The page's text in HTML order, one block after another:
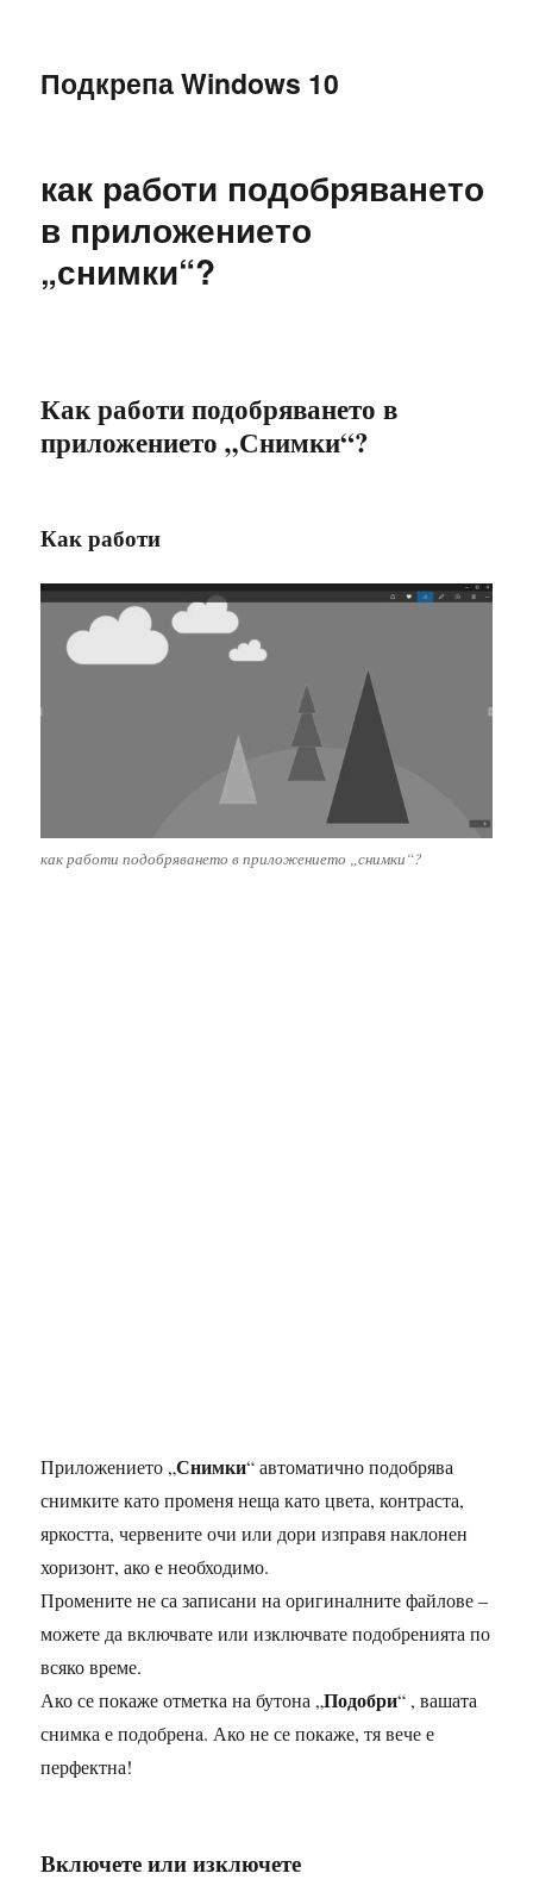
Подкрепа Windows 10
как работи подобряването
в приложението
„снимки“?
Как работи подобряването в
приложението „Снимки“?
Как работи
как работи подобряването в приложението „снимки“?
Приложението „Снимки“ автоматично подобрява
снимките като променя неща като цвета, контраста,
яркостта, червените очи или дори изправя наклонен
хоризонт, ако е необходимо.
Промените не са записани на оригиналните файлове –
можете да включвате или изключвате подобренията по
всяко време.
Ако се покаже отметка на бутона „Подобри“ , вашата
снимка е подобренa. Ако не се покаже, тя вече е
перфектна!
Включете или изключете